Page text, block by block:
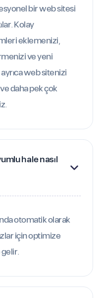
bir web sitesi
Kolay
eklemenizi,
ve yeni
web sitenizi
daha pek çok
hale nasıl
otomatik olarak
için optimize